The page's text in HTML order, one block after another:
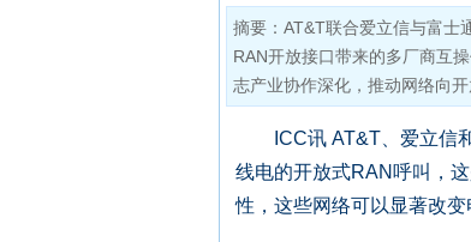
摘要：AT&T联合爱立信与富士
RAN开放接口带来的多厂商互
志产业协作深化，推动网络向
ICC讯 AT&T、爱立信和
线电的开放式RAN呼叫，
性，这些网络可以显著改变